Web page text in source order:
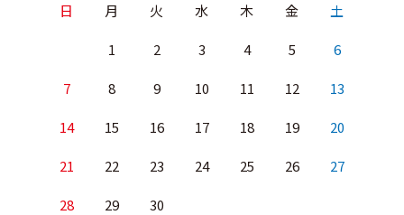
日 月 火 水 木 金 土
1 2 3 4 5 6
7 8 9 10 11 12 13
14 15 16 17 18 19 20
21 22 23 24 25 26 27
28 29 30